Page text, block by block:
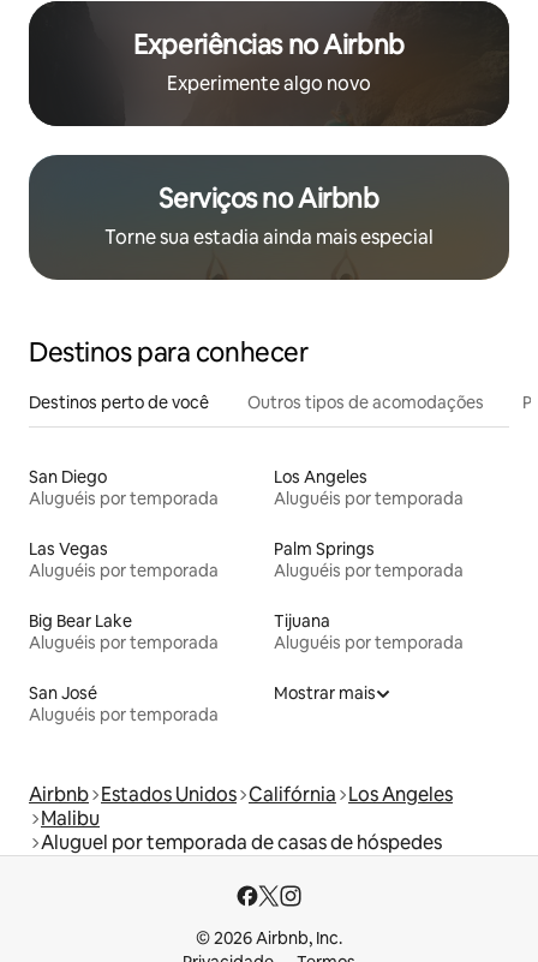
Experiências no Airbnb
Experimente algo novo
Serviços no Airbnb
Torne sua estadia ainda mais especial
Destinos para conhecer
Destinos perto de você Outros tipos de acomodações
San Diego
Aluguéis por temporada
Los Angeles
Aluguéis por temporada
Las Vegas
Aluguéis por temporada
Palm Springs
Aluguéis por temporada
Big Bear Lake
Aluguéis por temporada
Tijuana
Aluguéis por temporada
San José
Aluguéis por temporada
Mostrar mais
Airbnb Estados Unidos Califórnia Los Angeles
Malibu
Aluguel por temporada de casas de hóspedes
© 2026 Airbnb, Inc.